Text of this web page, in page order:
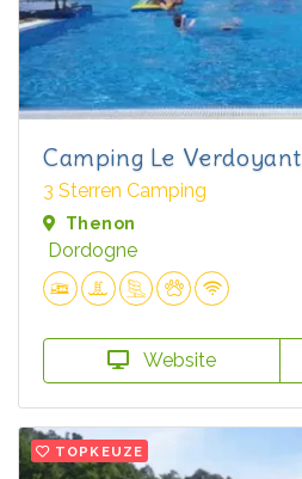
Camping Le Verdoyant
3 Sterren Camping
Thenon
Dordogne
Website
TOPKEUZE